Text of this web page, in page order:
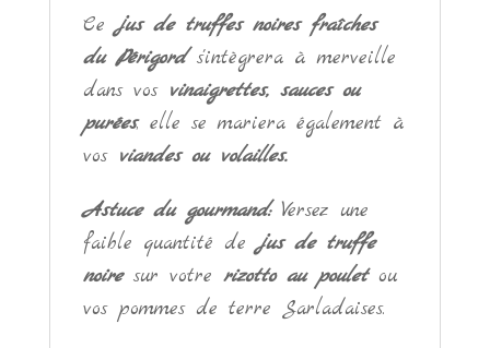
noires
Cejus de truffes noires fraîches
du Périgords'intègrera à merveille
dans vos vinaigrettes, sauces ou
purées, elle se mariera également à
vos viandes ou volailles.
Astuce du gourmand: Versez une
faible quantité de jus de truffe
noiresur votre rizotto au pouletou
vos pommes de terre Sarladaises.